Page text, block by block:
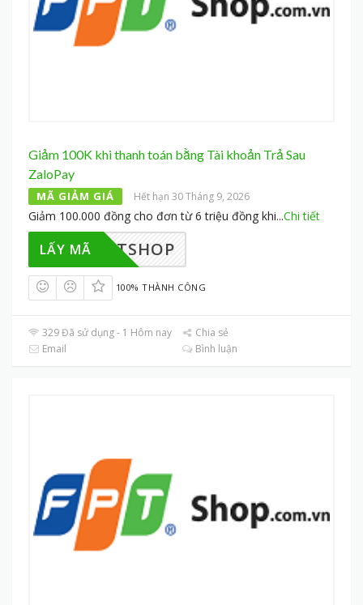
Giảm 100K khi thanh toán bằng Tài khoản Trả Sau
ZaloPay
MÃ GIẢM GIÁ Hết hạn 30 Tháng 9, 2026
Giảm 100.000 đồng cho đơn từ 6 triệu đồng khi...Chi tiết
UFPTSHOP
LẤY MÃ
100% THÀNH CÔNG
329 Đã sử dụng - 1 Hôm nay
Chia sẻ
Email
Bình luận